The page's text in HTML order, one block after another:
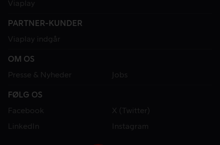
Viaplay
PARTNER-KUNDER
Viaplay indgår
OM OS
Presse & Nyheder
Jobs
FØLG OS
Facebook
X (Twitter)
LinkedIn
Instagram